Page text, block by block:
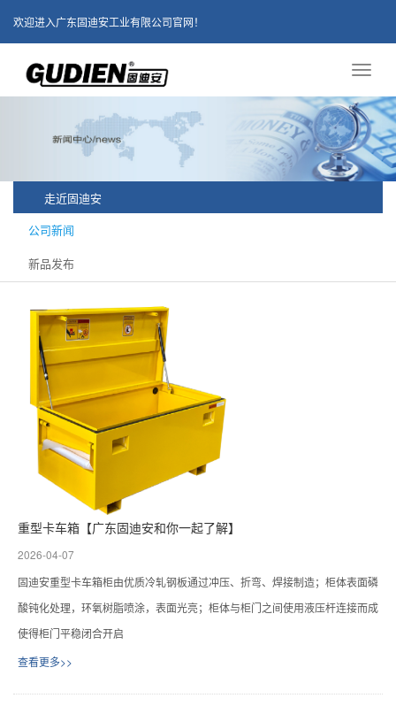
欢迎进入广东固迪安工业有限公司官网！
走近固迪安
公司新闻
新品发布
重型卡车箱【广东固迪安和你一起了解】
2026-04-07
固迪安重型卡车箱柜由优质冷轧钢板通过冲压、折弯、焊接制造；柜体表面磷
酸钝化处理，环氧树脂喷涂，表面光亮；柜体与柜门之间使用液压杆连接而成
使得柜门平稳闭合开启
查看更多>>